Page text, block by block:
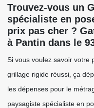
Trouvez-vous un
spécialiste en
prix pas cher ?
à Pantin dans le
Si vous voulez savoir votre
grillage rigide réussi, ça
les dépenses pour le
paysagiste spécialiste en